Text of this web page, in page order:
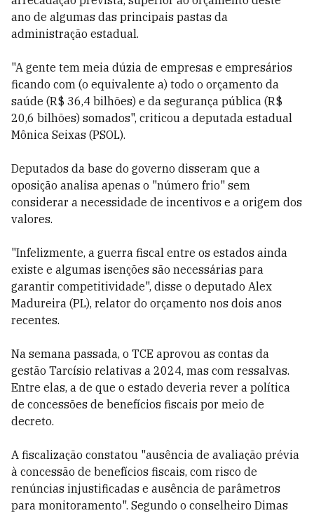
ano de algumas das principais pastas da
administração estadual.
"A gente tem meia dúzia de empresas e empresários
ficando com (o equivalente a) todo o orçamento da
saúde (R$ 36,4 bilhões) e da segurança pública (R$
20,6 bilhões) somados", criticou a deputada estadual
Mônica Seixas (PSOL).
Deputados da base do governo disseram que a
oposição analisa apenas o "número frio" sem
considerar a necessidade de incentivos e a origem dos
valores.
"Infelizmente, a guerra fiscal entre os estados ainda
existe e algumas isenções são necessárias para
garantir competitividade", disse o deputado Alex
Madureira (PL), relator do orçamento nos dois anos
recentes.
Na semana passada, o TCE aprovou as contas da
gestão Tarcísio relativas a 2024, mas com ressalvas.
Entre elas, a de que o estado deveria rever a política
de concessões de benefícios fiscais por meio de
decreto.
A fiscalização constatou "ausência de avaliação prévia
à concessão de benefícios fiscais, com risco de
renúncias injustificadas e ausência de parâmetros
para monitoramento". Segundo o conselheiro Dimas